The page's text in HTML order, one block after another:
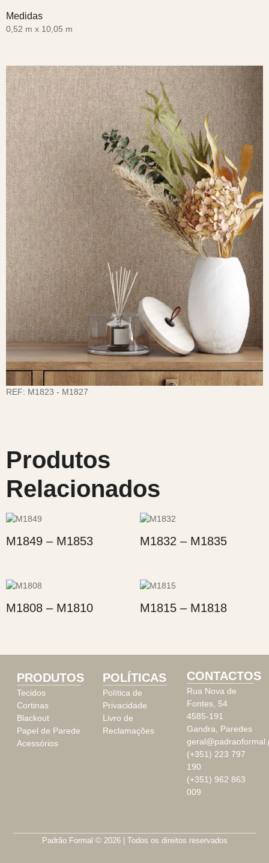
Medidas
0,52 m x 10,05 m
REF: M1823 - M1827
Produtos
Relacionados
M1849 – M1853 M1832 – M1835
M1808 – M1810 M1815 – M1818
PRODUTOS
Tecidos
Cortinas
Blackout
Papel de Parede
Acessórios
POLÍTICAS
Política de
Privacidade
Livro de
Reclamações
CONTACTOS
Rua Nova de
Fontes, 54
4585-191
Gandra, Paredes
(+351) 223 797
190
(+351) 962 863
009
Padrão Formal © 2026 | Todos os direitos reservados